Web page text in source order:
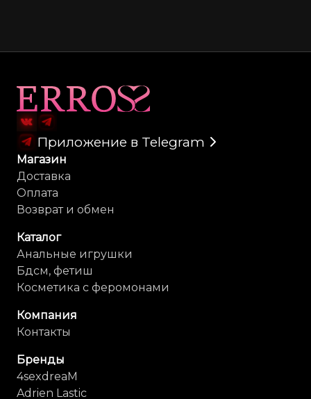
Приложение в Telegram
Магазин
Доставка
Оплата
Возврат и обмен
Каталог
Анальные игрушки
Бдсм, фетиш
Косметика с феромонами
Компания
Контакты
Бренды
4sexdreaM
Adrien Lastic
Карта сайта